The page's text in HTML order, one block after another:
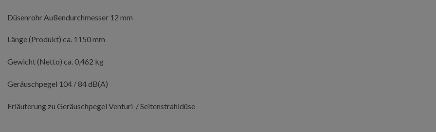
Düsenrohr Außendurchmesser 12 mm
Länge (Produkt) ca. 1150 mm
Gewicht (Netto) ca. 0,462 kg
Geräuschpegel 104 / 84 dB(A)
Erläuterung zu Geräuschpegel Venturi-/ Seitenstrahldüse